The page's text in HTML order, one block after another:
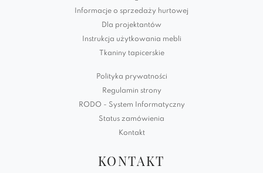
Informacje o sprzedaży hurtowej
Dla projektantów
Instrukcja użytkowania mebli
Tkaniny tapicerskie
Polityka prywatności
Regulamin strony
RODO - System Informatyczny
Status zamówienia
Kontakt
KONTAKT